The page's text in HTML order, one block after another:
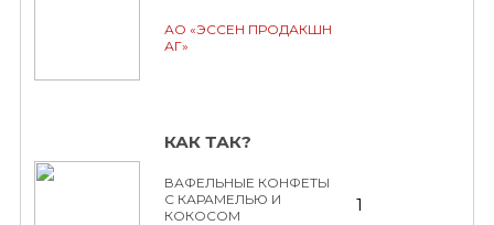
АО «ЭССЕН ПРОДАКШН
АГ»
КАК ТАК?
ВАФЕЛЬНЫЕ КОНФЕТЫ
С КАРАМЕЛЬЮ И
КОКОСОМ
1